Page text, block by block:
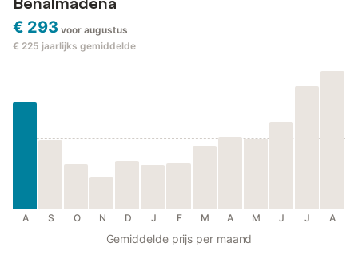
€ 293 voor augustus
€ 225 jaarlijks gemiddelde
A S O N D J F M A M J J A
Gemiddelde prijs per maand